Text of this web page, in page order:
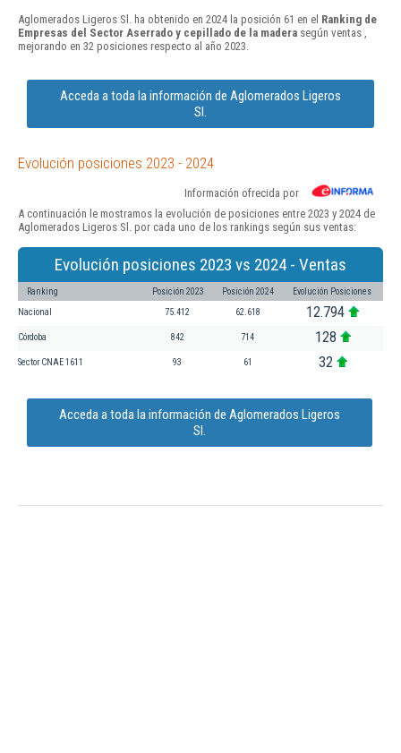
Aglomerados Ligeros Sl. ha obtenido en 2024 la posición 61 en el Ranking de
Empresas del Sector Aserrado y cepillado de la madera según ventas ,
mejorando en 32 posiciones respecto al año 2023.
Acceda a toda la información de Aglomerados Ligeros
Sl.
Evolución posiciones 2023 - 2024
Información ofrecida por
A continuación le mostramos la evolución de posiciones entre 2023 y 2024 de
Aglomerados Ligeros Sl. por cada uno de los rankings según sus ventas:
Evolución posiciones 2023 vs 2024 - Ventas
Ranking Posición 2023 Posición 2024 Evolución Posiciones
Nacional 75.412 62.618 12.794
Córdoba 842 714 128
Sector CNAE 1611 93 61 32
Acceda a toda la información de Aglomerados Ligeros
Sl.